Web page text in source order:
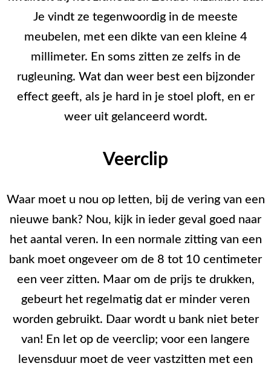
Je vindt ze tegenwoordig in de meeste
meubelen, met een dikte van een kleine 4
millimeter. En soms zitten ze zelfs in de
rugleuning. Wat dan weer best een bijzonder
effect geeft, als je hard in je stoel ploft, en er
weer uit gelanceerd wordt.
Veerclip
Waar moet u nou op letten, bij de vering van een
nieuwe bank? Nou, kijk in ieder geval goed naar
het aantal veren. In een normale zitting van een
bank moet ongeveer om de 8 tot 10 centimeter
een veer zitten. Maar om de prijs te drukken,
gebeurt het regelmatig dat er minder veren
worden gebruikt. Daar wordt u bank niet beter
van! En let op de veerclip; voor een langere
levensduur moet de veer vastzitten met een